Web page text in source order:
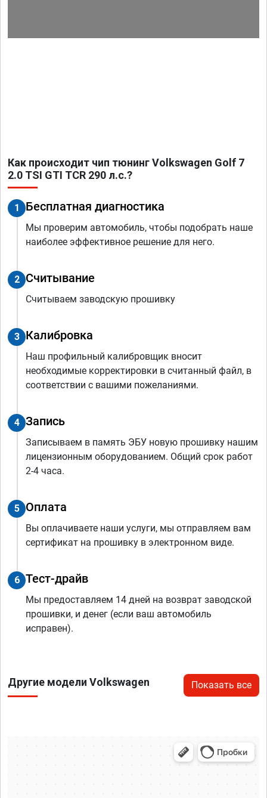
Как происходит чип тюнинг Volkswagen Golf 7
2.0 TSI GTI TCR 290 л.с.?
1 Бесплатная диагностика
Мы проверим автомобиль, чтобы подобрать наше
наиболее эффективное решение для него.
2 Считывание
Считываем заводскую прошивку
3 Калибровка
Наш профильный калибровщик вносит
необходимые корректировки в считанный файл, в
соответствии с вашими пожеланиями.
4 Запись
Записываем в память ЭБУ новую прошивку нашим
лицензионным оборудованием. Общий срок работ
2-4 часа.
5 Оплата
Вы оплачиваете наши услуги, мы отправляем вам
сертификат на прошивку в электронном виде.
6 Тест-драйв
Мы предоставляем 14 дней на возврат заводской
прошивки, и денег (если ваш автомобиль
исправен).
Другие модели Volkswagen Показать все